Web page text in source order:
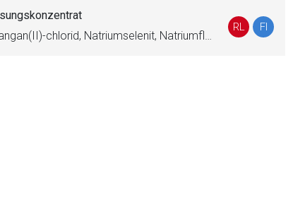
Zinkchlorid, Kupfer(II)-chlorid, Mangan(II)-chlorid, Natriumselenit, Natriumfluorid, Kaliumiodid
RL FI